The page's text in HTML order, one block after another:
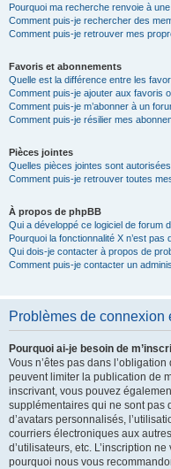
Pourquoi ma recherche renvoie à
Comment puis-je rechercher des
Comment puis-je retrouver mes
Favoris et abonnements
Quelle est la différence entre les
Comment puis-je ajouter aux favoris
Comment puis-je m’abonner à un
Comment puis-je résilier mes
Pièces jointes
Quelles pièces jointes sont
Comment puis-je retrouver toutes
À propos de phpBB
Qui a développé ce logiciel de forum
Pourquoi la fonctionnalité X n’est pas
Qui dois-je contacter à propos de
Comment puis-je contacter un
Problèmes de connexion
Pourquoi ai-je besoin de
Vous n’êtes pas dans
peuvent limiter la publication de
inscrivant, vous pouvez
supplémentaires qui ne sont pas
d’avatars personnalisés,
courriers électroniques aux
d’utilisateurs, etc. L’inscription
pourquoi nous vous